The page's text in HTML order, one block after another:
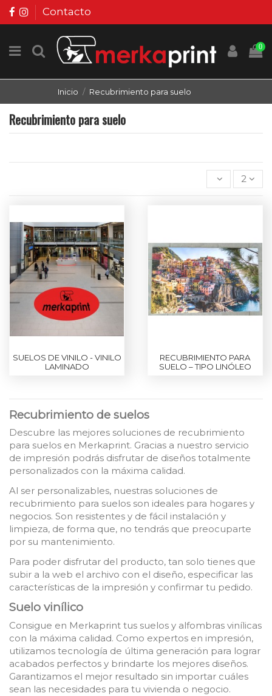
Contacto
0
Inicio Recubrimiento para suelo
Recubrimiento para suelo
2
SUELOS DE VINILO - VINILO
LAMINADO
RECUBRIMIENTO PARA
SUELO – TIPO LINÓLEO
Recubrimiento de suelos
Descubre las mejores soluciones de recubrimiento
para suelos en Merkaprint. Gracias a nuestro servicio
de impresión podrás disfrutar de diseños totalmente
personalizados con la máxima calidad.
Al ser personalizables, nuestras soluciones de
recubrimiento para suelos son ideales para hogares y
negocios. Son resistentes y de fácil instalación y
limpieza, de forma que, no tendrás que preocuparte
por su mantenimiento.
Para poder disfrutar del producto, tan solo tienes que
subir a la web el archivo con el diseño, especificar las
características de la impresión y confirmar tu pedido.
Suelo vinílico
Consigue en Merkaprint tus suelos y alfombras vinílicas
con la máxima calidad. Como expertos en impresión,
utilizamos tecnología de última generación para lograr
acabados perfectos y brindarte los mejores diseños.
Garantizamos el mejor resultado sin importar cuáles
sean las necesidades para tu vivienda o negocio.